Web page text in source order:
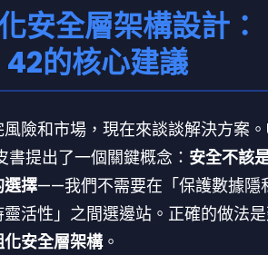
安全層架構設計：
的核心建議
險和市場，現在來談談解決方案
書提出了一個關鍵概念： 安全不該
選擇——我們不需要在「保護數據隱
活性」之間選邊站。正確的做法
化安全層架構。